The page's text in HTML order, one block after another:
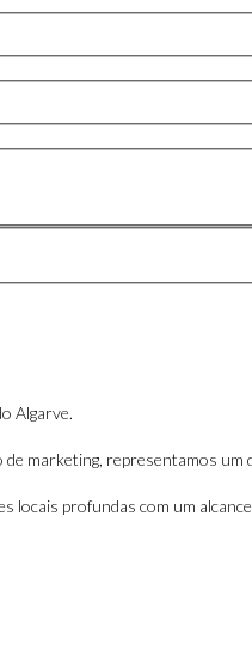
Algarve.
marketing, representamos
profundas com um